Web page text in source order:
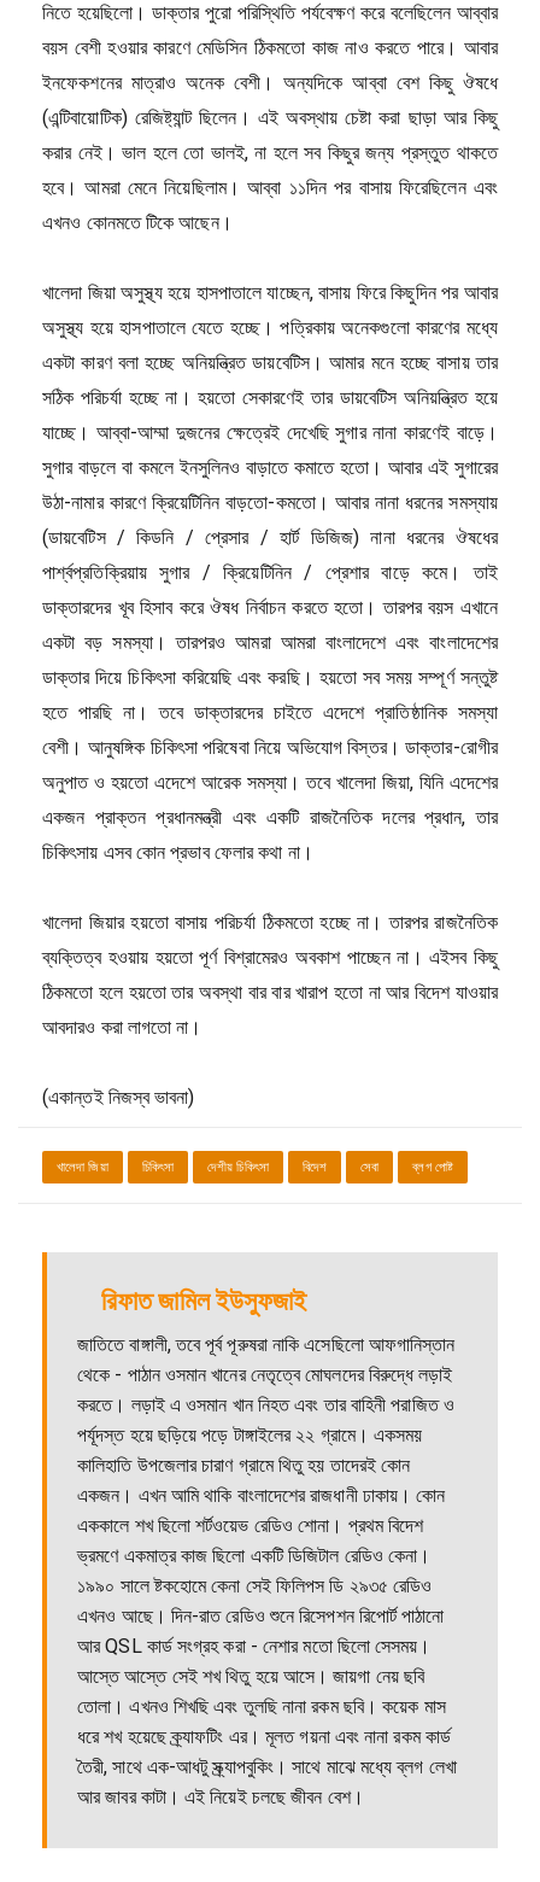
নিতে হয়েছিলো। ডাক্তার পুরো পরিস্থিতি পর্যবেক্ষণ করে বলেছিলেন আব্বার
বয়স বেশী হওয়ার কারণে মেডিসিন ঠিকমতো কাজ নাও করতে পারে। আবার
ইনফেকশনের মাত্রাও অনেক বেশী। অন্যদিকে আব্বা বেশ কিছু ঔষধে
(এন্টিবায়োটিক) রেজিষ্ট্যান্ট ছিলেন। এই অবস্থায় চেষ্টা করা ছাড়া আর কিছু
করার নেই। ভাল হলে তো ভালই, না হলে সব কিছুর জন্য প্রস্তুত থাকতে
হবে। আমরা মেনে নিয়েছিলাম। আব্বা ১১দিন পর বাসায় ফিরেছিলেন এবং
এখনও কোনমতে টিকে আছেন।
খালেদা জিয়া অসুস্থ্য হয়ে হাসপাতালে যাচ্ছেন, বাসায় ফিরে কিছুদিন পর আবার
অসুস্থ্য হয়ে হাসপাতালে যেতে হচ্ছে। পত্রিকায় অনেকগুলো কারণের মধ্যে
একটা কারণ বলা হচ্ছে অনিয়ন্ত্রিত ডায়বেটিস। আমার মনে হচ্ছে বাসায় তার
সঠিক পরিচর্যা হচ্ছে না। হয়তো সেকারণেই তার ডায়বেটিস অনিয়ন্ত্রিত হয়ে
যাচ্ছে। আব্বা-আম্মা দুজনের ক্ষেত্রেই দেখেছি সুগার নানা কারণেই বাড়ে।
সুগার বাড়লে বা কমলে ইনসুলিনও বাড়াতে কমাতে হতো। আবার এই সুগারের
উঠা-নামার কারণে ক্রিয়েটিনিন বাড়তো-কমতো। আবার নানা ধরনের সমস্যায়
(ডায়বেটিস / কিডনি / প্রেসার / হার্ট ডিজিজ) নানা ধরনের ঔষধের
পার্শ্বপ্রতিক্রিয়ায় সুগার / ক্রিয়েটিনিন / প্রেশার বাড়ে কমে। তাই
ডাক্তারদের খূব হিসাব করে ঔষধ নির্বাচন করতে হতো। তারপর বয়স এখানে
একটা বড় সমস্যা। তারপরও আমরা আমরা বাংলাদেশে এবং বাংলাদেশের
ডাক্তার দিয়ে চিকিৎসা করিয়েছি এবং করছি। হয়তো সব সময় সম্পূর্ণ সন্তুষ্ট
হতে পারছি না। তবে ডাক্তারদের চাইতে এদেশে প্রাতিষ্ঠানিক সমস্যা
বেশী। আনুষঙ্গিক চিকিৎসা পরিষেবা নিয়ে অভিযোগ বিস্তর। ডাক্তার-রোগীর
অনুপাত ও হয়তো এদেশে আরেক সমস্যা। তবে খালেদা জিয়া, যিনি এদেশের
একজন প্রাক্তন প্রধানমন্ত্রী এবং একটি রাজনৈতিক দলের প্রধান, তার
চিকিৎসায় এসব কোন প্রভাব ফেলার কথা না।
খালেদা জিয়ার হয়তো বাসায় পরিচর্যা ঠিকমতো হচ্ছে না। তারপর রাজনৈতিক
ব্যক্তিত্ব হওয়ায় হয়তো পূর্ণ বিশ্রামেরও অবকাশ পাচ্ছেন না। এইসব কিছু
ঠিকমতো হলে হয়তো তার অবস্থা বার বার খারাপ হতো না আর বিদেশ যাওয়ার
আবদারও করা লাগতো না।
(একান্তই নিজস্ব ভাবনা)
খালেদা জিয়া চিকিৎসা দেশীয় চিকিৎসা বিদেশ সেবা ব্লগ পোষ্ট
রিফাত জামিল ইউসুফজাই
জাতিতে বাঙ্গালী, তবে পূর্ব পূরুষরা নাকি এসেছিলো আফগানিস্তান
থেকে - পাঠান ওসমান খানের নেতৃত্বে মোঘলদের বিরুদ্ধে লড়াই
করতে। লড়াই এ ওসমান খান নিহত এবং তার বাহিনী পরাজিত ও
পর্যূদস্ত হয়ে ছড়িয়ে পড়ে টাঙ্গাইলের ২২ গ্রামে। একসময়
কালিহাতি উপজেলার চারাণ গ্রামে থিতু হয় তাদেরই কোন
একজন। এখন আমি থাকি বাংলাদেশের রাজধানী ঢাকায়। কোন
এককালে শখ ছিলো শর্টওয়েভ রেডিও শোনা। প্রথম বিদেশ
ভ্রমণে একমাত্র কাজ ছিলো একটি ডিজিটাল রেডিও কেনা।
১৯৯০ সালে ষ্টকহোমে কেনা সেই ফিলিপস ডি ২৯৩৫ রেডিও
এখনও আছে। দিন-রাত রেডিও শুনে রিসেপশন রিপোর্ট পাঠানো
আর QSL কার্ড সংগ্রহ করা - নেশার মতো ছিলো সেসময়।
আস্তে আস্তে সেই শখ থিতু হয়ে আসে। জায়গা নেয় ছবি
তোলা। এখনও শিখছি এবং তুলছি নানা রকম ছবি। কয়েক মাস
ধরে শখ হয়েছে ক্র্যাফটিং এর। মূলত গয়না এবং নানা রকম কার্ড
তৈরী, সাথে এক-আধটু স্ক্র্যাপবুকিং। সাথে মাঝে মধ্যে ব্লগ লেখা
আর জাবর কাটা। এই নিয়েই চলছে জীবন বেশ।